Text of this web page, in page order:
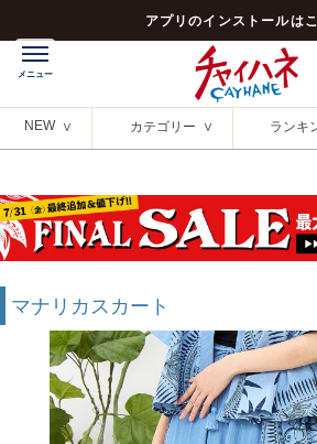
アプリのインストールは
NEW カテゴリー ランキ
マナリカスカート